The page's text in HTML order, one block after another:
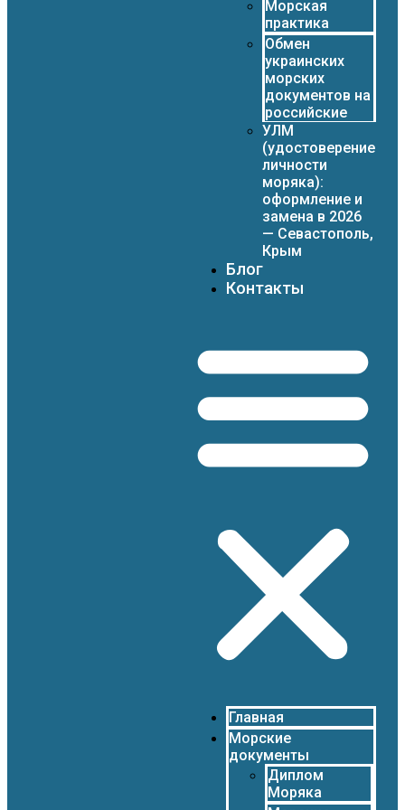
Морская
практика
Обмен
украинских
морских
документов на
российские
УЛМ
(удостоверение
личности
моряка):
оформление и
замена в 2026
— Севастополь,
Крым
Блог
Контакты
Главная
Морские
документы
Диплом
Моряка